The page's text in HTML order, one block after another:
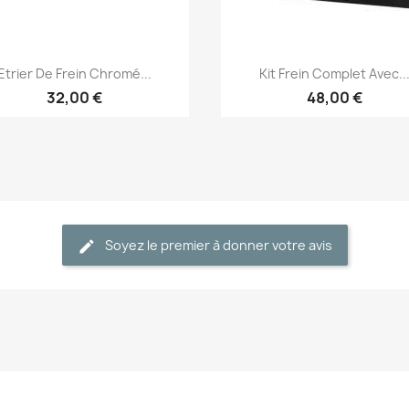
Aperçu rapide
De Frein Chromé...
32,00 €
Aperçu rapide
Kit Frein Complet Avec...
48,00 €
Soyez le premier à donner votre avis